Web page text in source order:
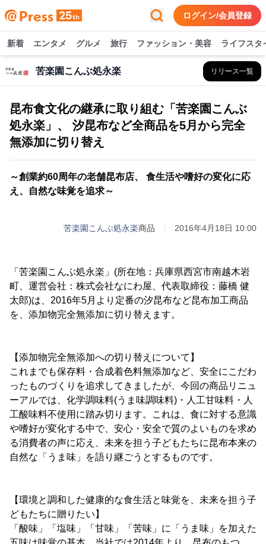
ログイン/会員登録
新着 エンタメ グルメ 旅行 ファッション・美容 ライフスタ
苦楽園こんぶ処永楽 リリース一覧
昆布食文化の継承に取り組む「苦楽園こんぶ
処永楽」、 汐昆布など全商品を5月から完全
無添加に切り替え
～創業約60周年の老舗昆布店、 食生活や嗜好の変化に応
え、自然な味覚を追求～
苦楽園こんぶ処永楽商品 2016年4月18日 10:00
「苦楽園こんぶ処永楽」(所在地：兵庫県西宮市南越木岩
町、運営会社：株式会社なにわ屋、代表取締役：藤橋 健
太郎)は、2016年5月より定番の汐昆布など昆布加工商品
を、添加物完全無添加に切り替えます。
【添加物完全無添加への切り替えについて】
これまでも保存料・合成着色料無添加など、安全にこだわ
ったものづくりを追求してきましたが、今回の商品リニュ
ーアルでは、化学調味料(うま味調味料)・人工甘味料・人
工酸味料不使用に踏み切ります。これは、食に対する意識
や嗜好が変化する中で、安心・安全で質のよいものを求め
る消費者の声に応え、未来を担う子どもたちに昆布本来の
自然な「うま味」を語り継ごうとするものです。
【環境と調和した健康的な食生活と味覚を、未来を担う子
どもたちに贈りたい】
「酸味」「塩味」「甘味」「苦味」に「うま味」を加えた